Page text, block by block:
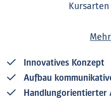
Der neue B1-Band
schon
Innovatives Konzept
Aufbau
Handlungorientierter